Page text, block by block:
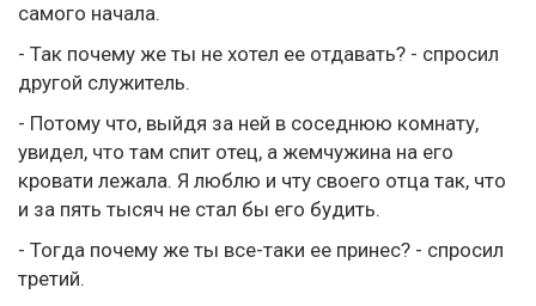
самого начала.
- Так почему же ты не хотел ее отдавать? - спросил
другой служитель.
- Потому что, выйдя за ней в соседнюю комнату,
увидел, что там спит отец, а жемчужина на его
кровати лежала. Я люблю и чту своего отца так, что
и за пять тысяч не стал бы его будить.
- Тогда почему же ты все-таки ее принес? - спросил
третий.